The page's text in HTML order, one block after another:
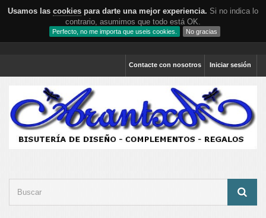
Usamos las cookies para darte una mejor experiencia. Si no indica lo
contrario, asumimos que todo está OK.
Perfecto, no me importa que useis cookies. No gracias
Iniciar sesión
Contacte con nosotros